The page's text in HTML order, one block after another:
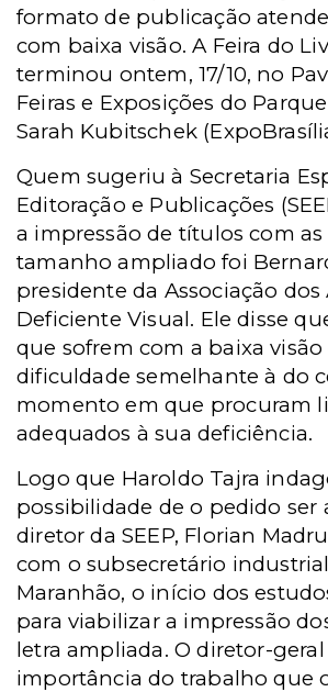
formato de publicação
com baixa visão. A Feira do
terminou ontem, 17/10, no
Feiras e Exposições do
Sarah Kubitschek
Quem sugeriu à Secretaria
Editoração e Publicações
a impressão de títulos com
tamanho ampliado foi
presidente da Associação
Deficiente Visual. Ele disse
que sofrem com a baixa
dificuldade semelhante à do
momento em que procuram
adequados à sua deficiência.
Logo que Haroldo Tajra
possibilidade de o pedido ser
diretor da SEEP, Florian
com o subsecretário
Maranhão, o início dos
para viabilizar a impressão
letra ampliada. O diretor-
importância do trabalho que